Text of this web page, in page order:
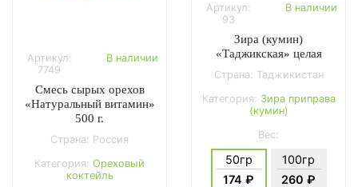
Артикул:
7749
В наличии
Смесь сырых орехов
«Натуральный витамин»
500 г.
Страна: Россия
Категория: Ореховый
коктейль
Артикул:
93
В наличии
Зира (кумин)
«Таджикская» целая
Страна: Таджикистан
Категория: Зира приправа
(кумин)
Вес:
50гр
174 ₽
100гр
260 ₽